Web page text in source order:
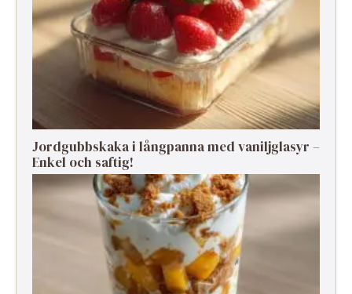
Jordgubbskaka i långpanna med vaniljglasyr –
Enkel och saftig!